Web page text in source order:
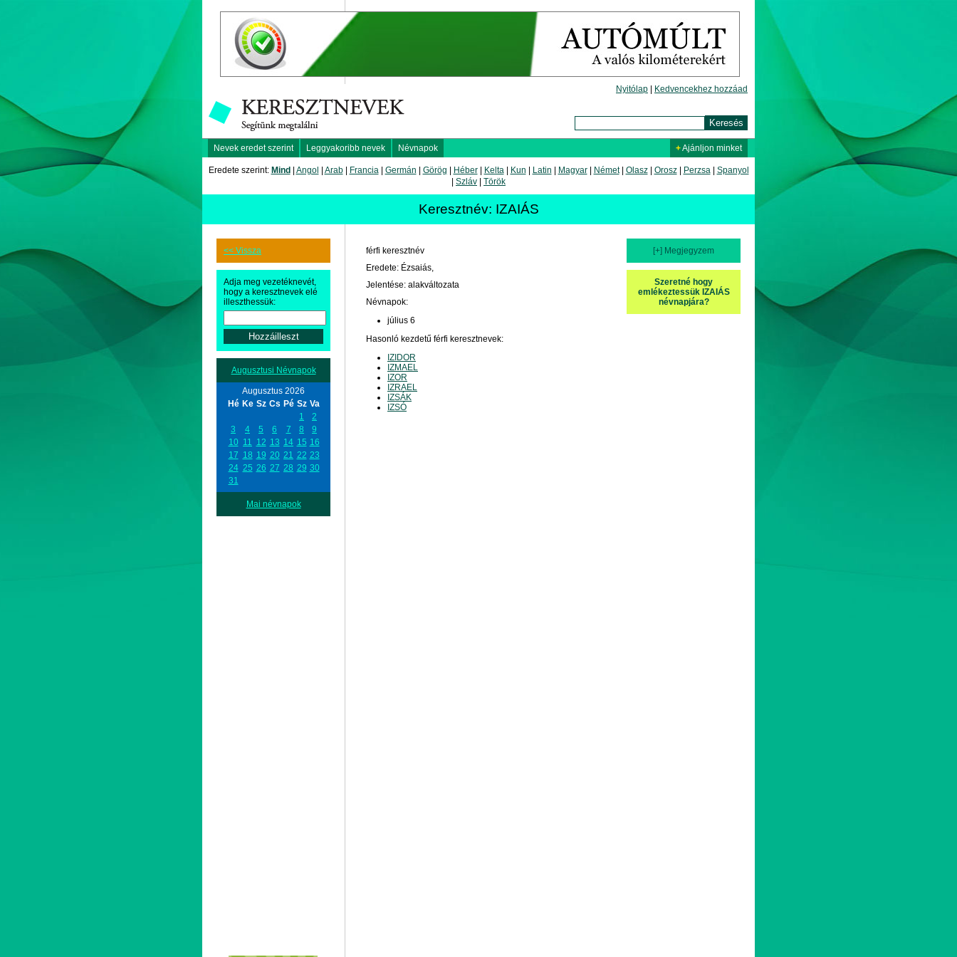
Nyitólap Kedvencekhez hozzáad
Nevek eredet szerint Leggyakoribb nevek Névnapok +Ajánljon minket
Eredete szerint: Mind Angol Arab| Francia| Germán Görög Héber| Kelta| Kun Latin Magyar| Német| Olasz| Orosz| Perzsa| Spanyol
Szláv Török
Keresztnév: IZAIÁS
<< Vissza
Adja meg vezetéknevét,
hogy a keresztnevek elé
illeszthessük:
Augusztusi Névnapok
Augusztus 2026
Hé Ke Sz Cs Pé Sz Va
1
2
3
4 5 6 7 8
9
10 11 12 13 14 15 16
17 18 19 20 21 22 23
24 25 26 27 28 29 30
31
Mai névnapok
[+] Megjegyzem
Szeretné hogy
emlékeztessük IZAIÁS
névnapjára?
férfi keresztnév
Eredete: Ézsaiás,
Jelentése: alakváltozata
Névnapok:
július 6
Hasonló kezdetű férfi keresztnevek:
IZIDOR
IZMAEL
IZOR
IZRAEL
IZSÁK
IZSÓ